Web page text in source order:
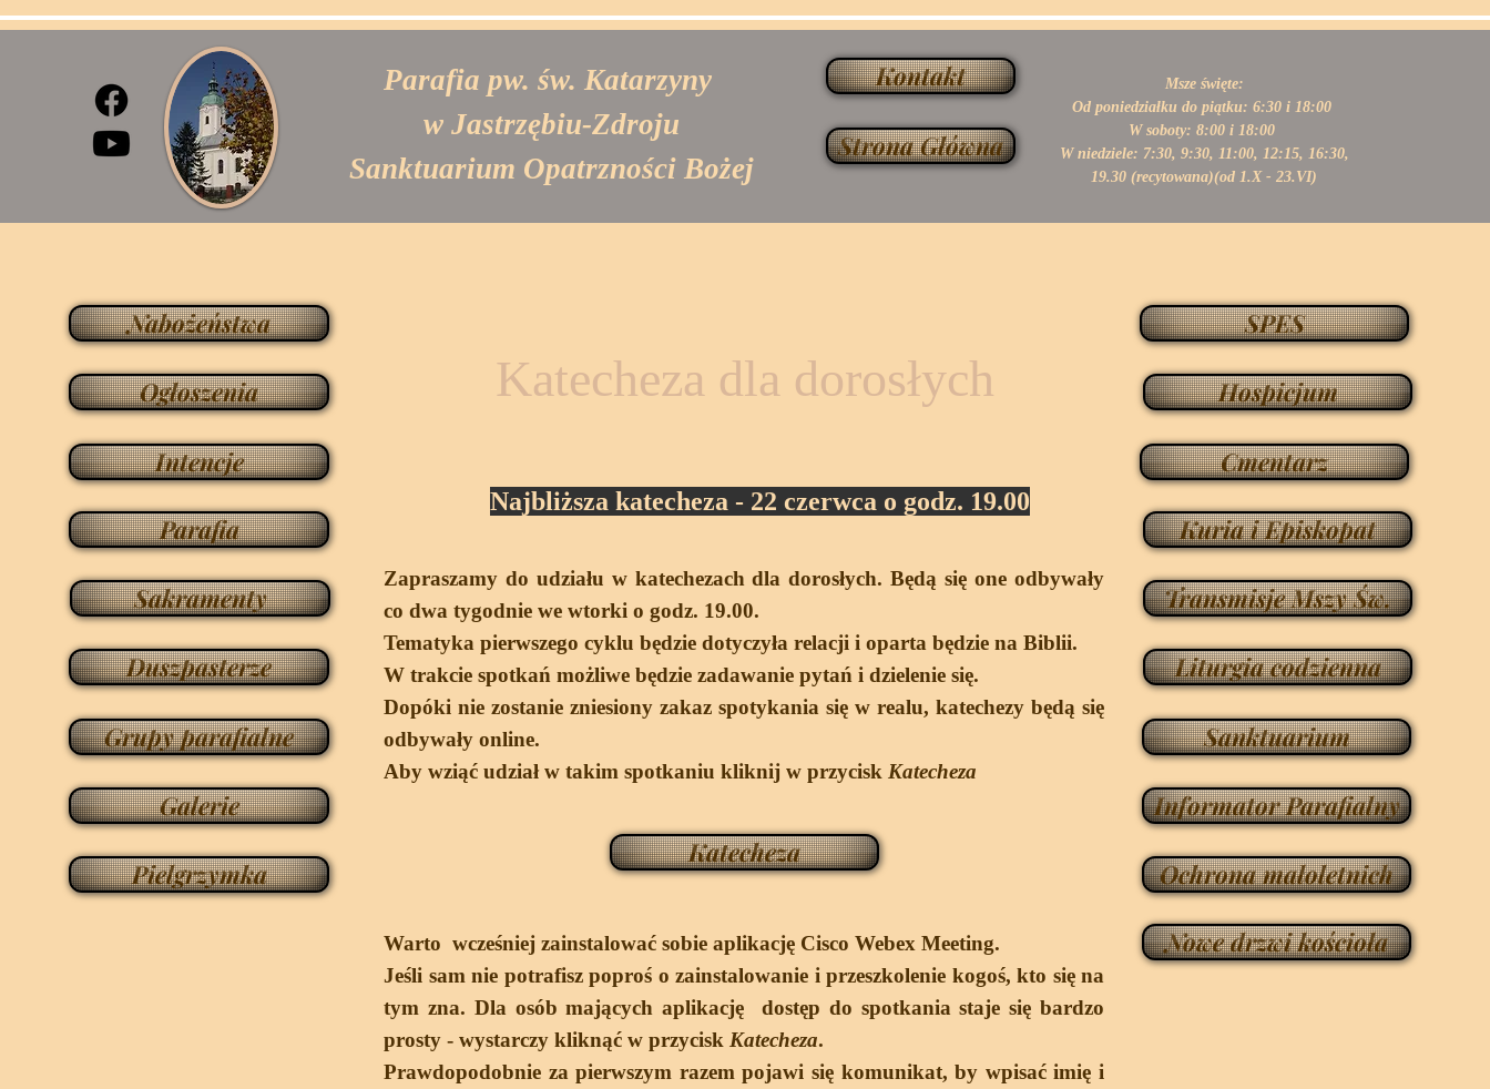
Parafia pw. św. Katarzyny
w Jastrzębiu-Zdroju
Sanktuarium Opatrzności Bożej
Kontakt
Strona Główna
Msze święte:
Od poniedziałku do piątku: 6:30 i 18:00
W soboty: 8:00 i 18:00
W niedziele: 7:30, 9:30, 11:00, 12:15, 16:30,
19.30 (recytowana)(od 1.X - 23.VI)
Katecheza dla dorosłych
Najbliższa katecheza - 22 czerwca o godz. 19.00
Zapraszamy do udziału w katechezach dla dorosłych. Będą się one odbywały
co dwa tygodnie we wtorki o godz. 19.00.
Tematyka pierwszego cyklu będzie dotyczyła relacji i oparta będzie na Biblii.
W trakcie spotkań możliwe będzie zadawanie pytań i dzielenie się.
Dopóki nie zostanie zniesiony zakaz spotykania się w realu, katechezy będą się
odbywały online.
Aby wziąć udział w takim spotkaniu kliknij w przycisk Katecheza
Katecheza
Warto wcześniej zainstalować sobie aplikację Cisco Webex Meeting.
Jeśli sam nie potrafisz poproś o zainstalowanie i przeszkolenie kogoś, kto się na
tym zna. Dla osób mających aplikację dostęp do spotkania staje się bardzo
prosty - wystarczy kliknąć w przycisk Katecheza.
Prawdopodobnie za pierwszym razem pojawi się komunikat, by wpisać imię i
Nabożeństwa
Ogłoszenia
Intencje
Parafia
Sakramenty
Duszpasterze
Grupy parafialne
Galerie
Pielgrzymka
SPES
Hospicjum
Cmentarz
Kuria i Episkopat
Transmisje Mszy Św.
Liturgia codzienna
Sanktuarium
Informator Parafialny
Ochrona małoletnich
Nowe drzwi kościoła